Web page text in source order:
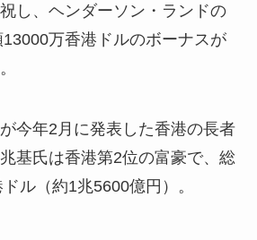
し、ヘンダーソン・ランドの
万香港ドルのボーナスが
今年2月に発表した香港の長者
基氏は香港第2位の富豪で、総
ル（約1兆5600億円）。